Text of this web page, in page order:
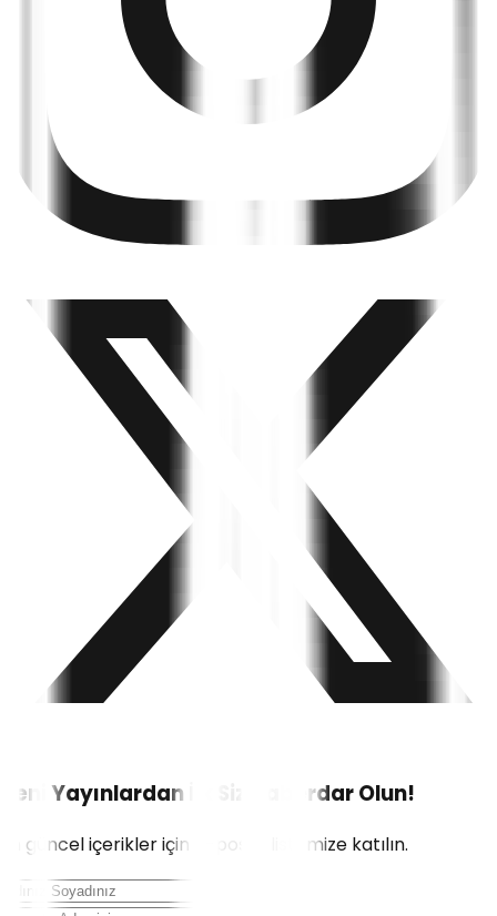
Yeni Yayınlardan İlk Siz Haberdar Olun!
En güncel içerikler için e-posta listemize katılın.